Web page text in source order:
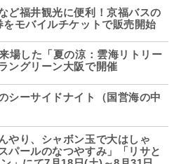
ど福井観光に便利！京福バスの
モバイルチケットで販売開始
場した「夏の涼：雲海リトリー
ングリーン大阪で開催
シーサイドナイト（国営海の中
やり、シャボン玉で大はしゃ
パールのなつやすみ」「リサと